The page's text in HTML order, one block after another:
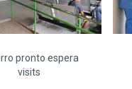
pronto espera
visits